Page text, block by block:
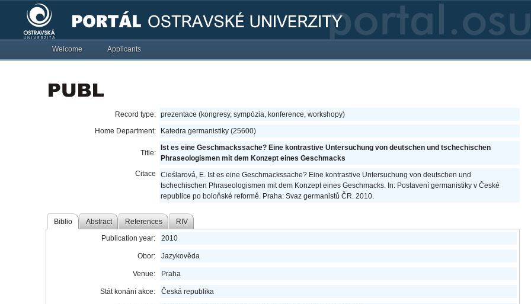
Welcome Applicants
Record type: prezentace (kongresy, sympózia, konference, workshopy)
Home Department:
Katedra germanistiky (25600)
Title:
Ist es eine Geschmackssache? Eine kontrastive Untersuchung von deutschen und tschechischen
Phraseologismen mit dem Konzept eines Geschmacks
Citace
Cieślarová, E. Ist es eine Geschmackssache? Eine kontrastive Untersuchung von deutschen und
tschechischen Phraseologismen mit dem Konzept eines Geschmacks. In: Postavení germanistiky v České
republice po boloňské reformě. Praha: Svaz germanistů ČR. 2010.
Biblio Abstract References RIV
Publication year: 2010
Obor: Jazykověda
Venue: Praha
Stát konání akce: Česká republika